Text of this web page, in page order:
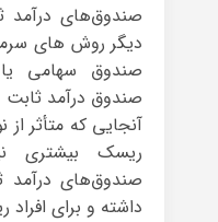
دیگر روش های
صندوق درآمد ثابت
آنجایی که متأثر
ریسک بیشتری
صندوق‌های درآمد
داشته و برای